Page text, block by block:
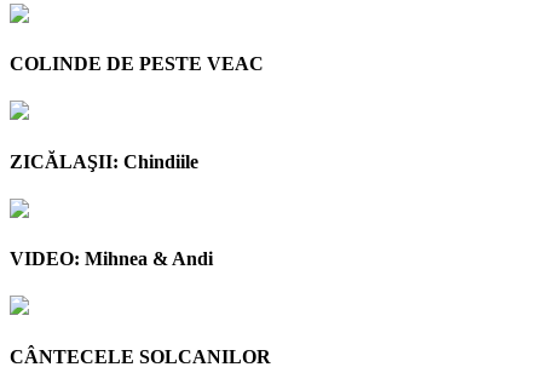
COLINDE DE PESTE VEAC
ZICĂLAŞII: Chindiile
VIDEO: Mihnea & Andi
CÂNTECELE SOLCANILOR